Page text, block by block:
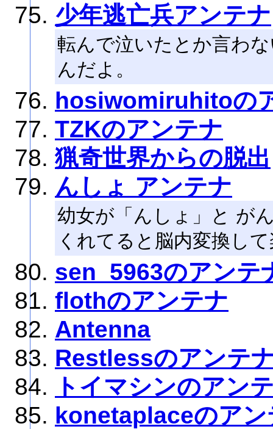
少年逃亡兵アンテナ
転んで泣いたとか言わ
んだよ。
hosiwomiruhitoの
TZKのアンテナ
猟奇世界からの脱出
んしょ アンテナ
幼女が「んしょ」と が
くれてると脳内変換し
sen_5963のアンテ
flothのアンテナ
Antenna
Restlessのアンテ
トイマシンのアン
konetaplaceのアン